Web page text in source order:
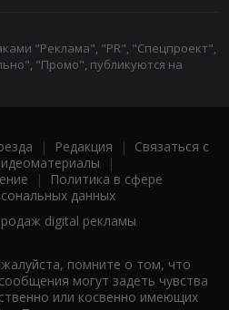
"Реклама", "PR", "Спецпроект",
"Промо", публикуются на
| Редакция | Связаться с
|
|
Политика в сфере
данных
digital рекламы
помните о том, что
могут задеть чувства
или косвенно имеющих